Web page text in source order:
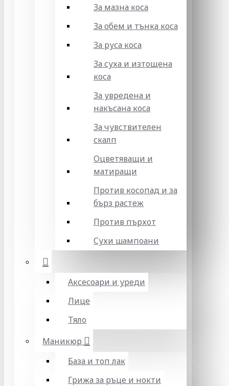
За мазна коса
За обем и тънка коса
За руса коса
За суха и изтощена
коса
За увредена и
накъсана коса
За чувствителен
скалп
Оцветяващи и
матиращи
Против косопад и за
бърз растеж
Против пърхот
Сухи шампоани
Аксесоари и уреди
Лице
Тяло
Маникюр
База и топ лак
Грижа за ръце и нокти